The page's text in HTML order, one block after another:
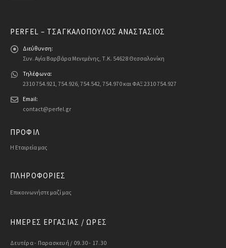
PERFEL – ΤΣΑΓΚΑΛΌΠΟΥΛΟΣ ΑΝΑΣΤΆΣΙΟΣ
Διεύθυνση:
Συν. Αγία Βαρβάρα Μενεμένης, Τ.Κ. 54628 Θεσσαλονίκη
Τηλέφωνα:
2310 754.921, 754.926, 754.542, 754.970 και ΦΑΞ 2310 754.927
Email:
contact@perfel.gr
ΠΡΟΦΙΛ
Η Εταιρεία μας
ΠΛΗΡΟΦΟΡΙΕΣ
Επικοινωνήστε μαζί μας
ΗΜΕΡΕΣ ΕΡΓΑΣΙΑΣ / ΩΡΕΣ
Δευτέρα - Παρασκευή / 09.30 - 17.30